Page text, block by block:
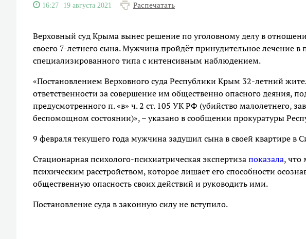
16:27 19 августа 2021 Распечатать
Верховный суд Крыма вынес решение по уголовному делу в
своего 7-летнего сына. Мужчина пройдёт принудительное лечение в
специализированного типа с интенсивным наблюдением.
«Постановлением Верховного суда Республики Крым 32-летний
ответственности за совершение им общественно опасного деяния,
предусмотренного п. «в» ч. 2 ст. 105 УК РФ (убийство малолетнего,
беспомощном состоянии)», – указано в сообщении прокуратуры
9 февраля текущего года мужчина задушил сына в своей квартире
Стационарная психолого-психиатрическая экспертизапоказала, что
психическим расстройством, которое лишает его способности
общественную опасность своих действий и руководить ими.
Постановление суда в законную силу не вступило.